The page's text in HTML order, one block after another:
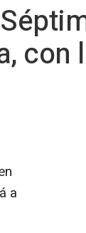
con
a